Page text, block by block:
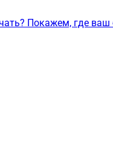
Покажем, где ваш